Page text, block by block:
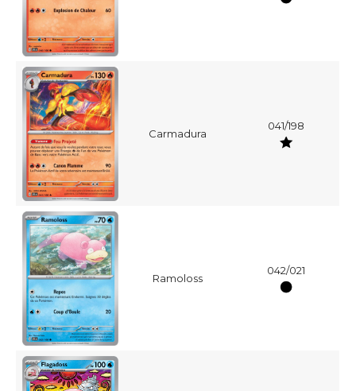
Carmadura
041/198
Ramoloss
042/021